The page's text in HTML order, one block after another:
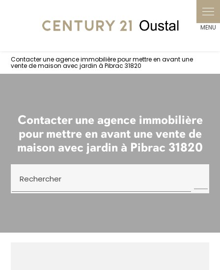
Contacter une agence immobilière pour mettre en avant une
vente de maison avec jardin à Pibrac 31820
Contacter une agence immobilière
pour mettre en avant une vente de
maison avec jardin à Pibrac 31820
Rechercher